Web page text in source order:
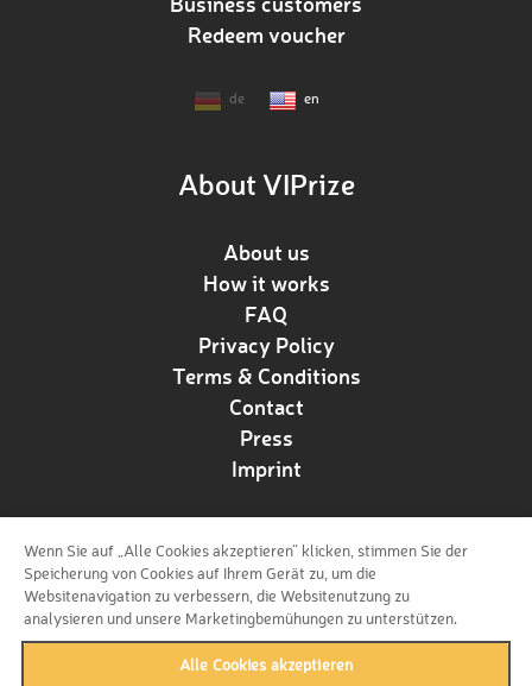
Redeem voucher
de en
About VIPrize
About us
How it works
FAQ
Privacy Policy
Terms & Conditions
Contact
Press
Imprint
Follow us!
Wenn Sie auf „Alle Cookies akzeptieren“ klicken, stimmen Sie der
Speicherung von Cookies auf Ihrem Gerät zu, um die
Websitenavigation zu verbessern, die Websitenutzung zu
analysieren und unsere Marketingbemühungen zu unterstützen.
Alle Cookies akzeptieren